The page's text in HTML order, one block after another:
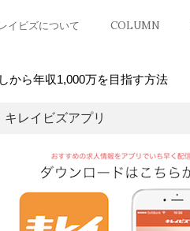
イビズについて COLUMN
から年収1,000万を目指す方法
キレイビズアプリ